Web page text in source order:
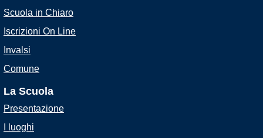
Scuola in Chiaro
Iscrizioni On Line
Invalsi
Comune
La Scuola
Presentazione
I luoghi